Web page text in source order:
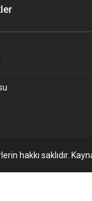
hakkı saklıdır.